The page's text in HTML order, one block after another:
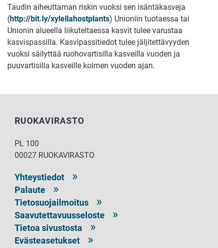
Taudin aiheuttaman riskin vuoksi sen isäntäkasveja
(http://bit.ly/xylellahostplants) Unioniin tuotaessa tai
Unionin alueella liikuteltaessa kasvit tulee varustaa
kasvispassilla. Kasvipassitiedot tulee jäljitettävyyden
vuoksi säilyttää ruohovartisilla kasveilla vuoden ja
puuvartisilla kasveille kolmen vuoden ajan.
RUOKAVIRASTO
PL 100
00027 RUOKAVIRASTO
Yhteystiedot
Palaute
Tietosuojailmoitus
Saavutettavuusseloste
Tietoa sivustosta
Evästeasetukset